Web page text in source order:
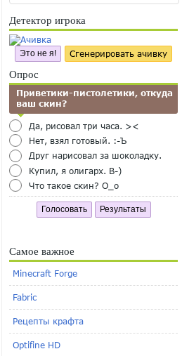
Детектор игрока
Это не я! Сгенерировать ачивку
Опрос
Приветики-пистолетики, откуда
ваш скин?
Да, рисовал три часа. ><
Нет, взял готовый. :-Ъ
Друг нарисовал за шоколадку.
Купил, я олигарх. B-)
Что такое скин? O_o
Голосовать Результаты
Самое важное
Minecraft Forge
Fabric
Рецепты крафта
Optifine HD